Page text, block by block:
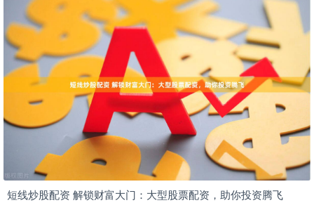
短线炒股配资 解锁财富大门：大型股票配资，助你投资腾飞